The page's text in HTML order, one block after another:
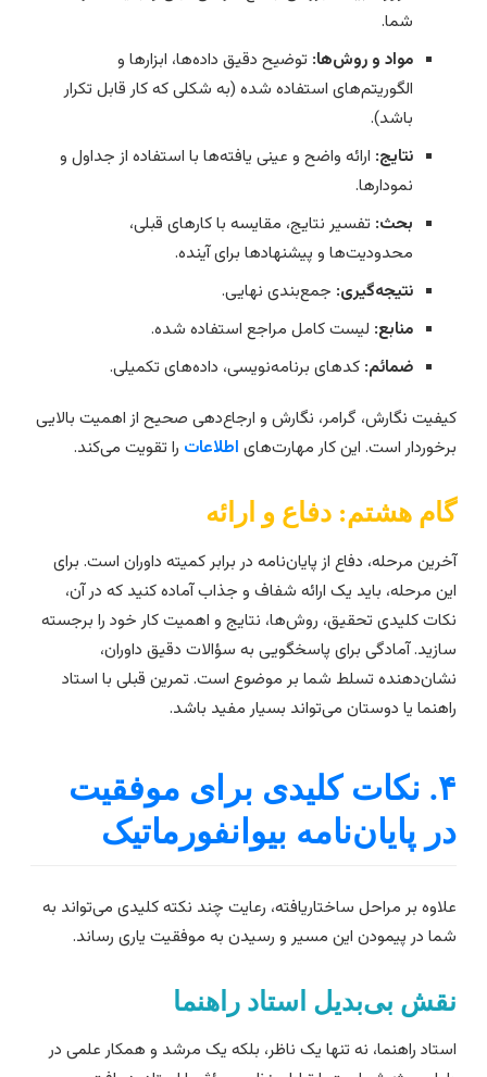
مواد و روش‌ها:توضیح دقیق داده‌ها، ابزارها و
الگوریتم‌های استفاده شده (به شکلی که کار قابل تکرار
باشد).
نتایج:ارائه واضح و عینی یافته‌ها با استفاده از جداول و
نمودارها.
بحث:تفسیر نتایج، مقایسه با کارهای قبلی،
محدودیت‌ها و پیشنهادها برای آینده.
نتیجه‌گیری:جمع‌بندی نهایی.
منابع:لیست کامل مراجع استفاده شده.
ضمائم:کدهای برنامه‌نویسی، داده‌های تکمیلی.
نگارش، گرامر، نگارش و ارجاع‌دهی صحیح از اهمیت بالایی
است. این کار مهارت‌هایاطلاعاترا تقویت می‌کند.
هشتم: دفاع و ارائه
مرحله، دفاع از پایان‌نامه در برابر کمیته داوران است. برای
مرحله، باید یک ارائه شفاف و جذاب آماده کنید که در آن،
کلیدی تحقیق، روش‌ها، نتایج و اهمیت کار خود را برجسته
آمادگی برای پاسخگویی به سؤالات دقیق داوران،
تسلط شما بر موضوع است. تمرین قبلی با استاد
یا دوستان می‌تواند بسیار مفید باشد.
۴. نکات کلیدی برای موفقیت
پایان‌نامه بیوانفورماتیک
بر مراحل ساختاریافته، رعایت چند نکته کلیدی می‌تواند به
در پیمودن این مسیر و رسیدن به موفقیت یاری رساند.
بی‌بدیل استاد راهنما
راهنما، نه تنها یک ناظر، بلکه یک مرشد و همکار علمی در